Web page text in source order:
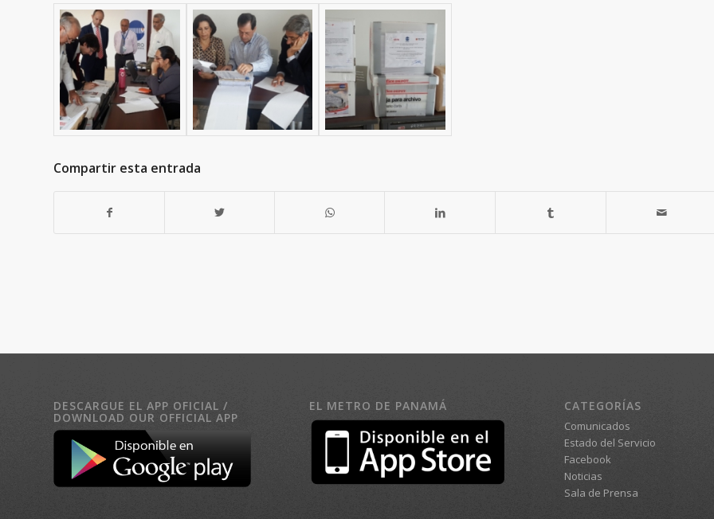
Compartir esta entrada
DESCARGUE EL APP OFICIAL /
DOWNLOAD OUR OFFICIAL APP
EL METRO DE PANAMÁ CATEGORÍAS
Comunicados
Estado del Servicio
Facebook
Noticias
Sala de Prensa